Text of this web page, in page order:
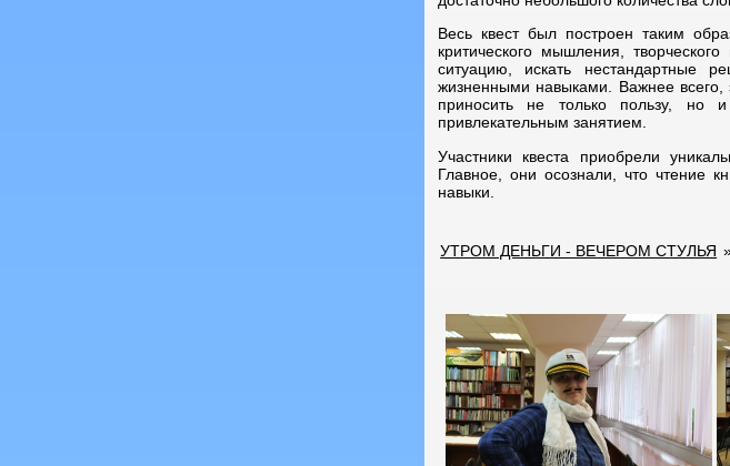
Весь квест был построен таким
критического мышления,
ситуацию, искать нестандартные
жизненными навыками. Важнее всего,
приносить не только пользу, но
привлекательным занятием.
Участники квеста приобрели
Главное, они осознали, что чтение
навыки.
УТРОМ ДЕНЬГИ - ВЕЧЕРОМ СТУЛЬЯ